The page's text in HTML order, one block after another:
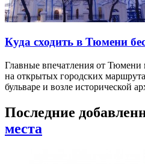
Куда сходить в Тюмени
Главные впечатления от
на открытых городских
бульваре и возле исторической
Последние
места